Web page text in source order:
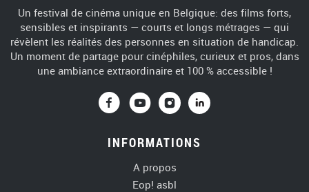
Un festival de cinéma unique en Belgique: des films forts,
sensibles et inspirants — courts et longs métrages — qui
révèlent les réalités des personnes en situation de handicap.
Un moment de partage pour cinéphiles, curieux et pros, dans
une ambiance extraordinaire et 100 % accessible !
Vers Facebook
INFORMATIONS
A propos
Eop! asbl